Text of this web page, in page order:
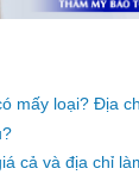
mấy loại? Địa
cả và địa chỉ